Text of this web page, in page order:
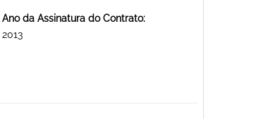
Ano da Assinatura do Contrato:
2013